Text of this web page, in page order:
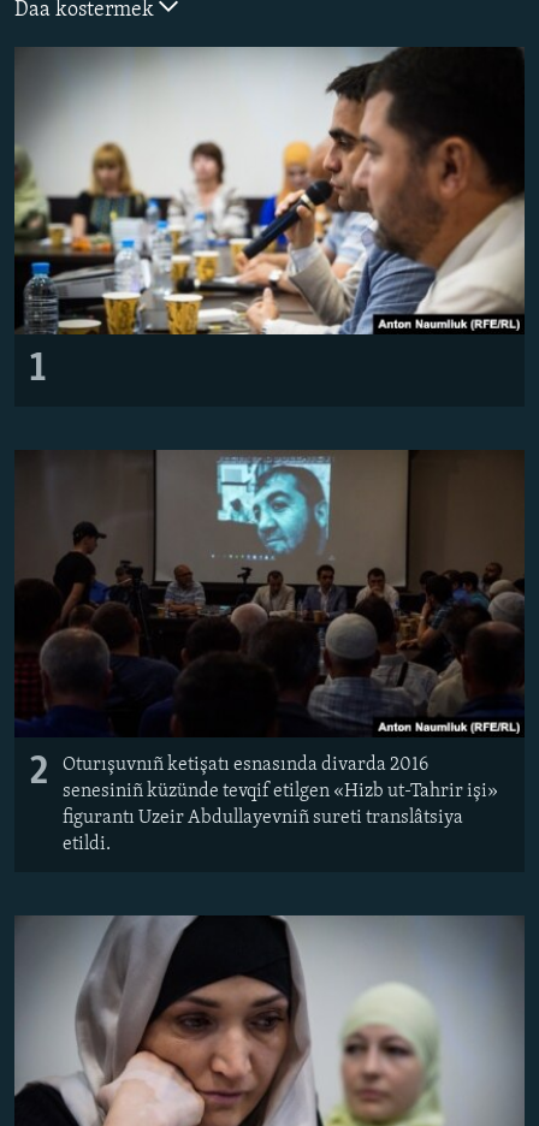
Русский
Українською
QOŞULIÑIZ!
RFE/RS bütün saytları
Daa kostermek
1
2
Oturışuvnıñ ketişatı esnasında divarda 2016
senesiniñ küzünde tevqif etilgen «Hizb ut-Tahrir işi»
figurantı Uzeir Abdullayevniñ sureti translâtsiya
etildi.